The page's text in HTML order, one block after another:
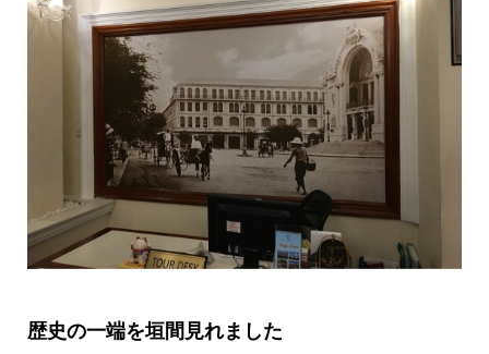
歴史の一端を垣間見れました